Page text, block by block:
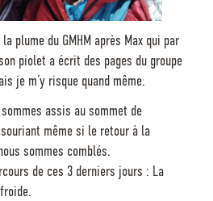
plume du GMHM après Max qui par
piolet a écrit des pages du groupe
je m’y risque quand même.
assis au sommet de
même si le retour à la
sommes comblés.
de ces 3 derniers jours : La